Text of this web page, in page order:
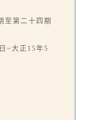
至第二十四期
~大正15年5